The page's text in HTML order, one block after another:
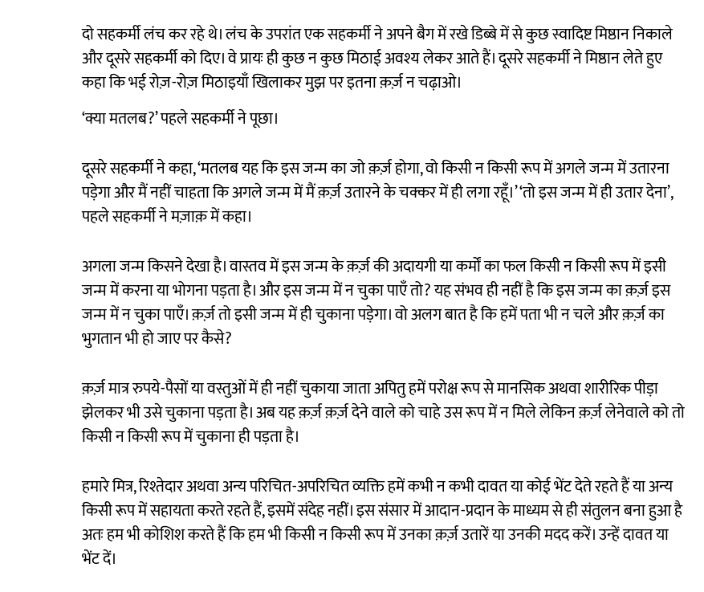
दो सहकर्मी लंच कर रहे थे। लंच के उपरांत एक सहकर्मी ने अपने बैग में रखे डिब्बे में से कुछ स्वादिष्ट मिष्ठान निकाले
और दूसरे सहकर्मी को दिए। वे प्रायः ही कुछ न कुछ मिठाई अवश्य लेकर आते हैं। दूसरे सहकर्मी ने मिष्ठान लेते हुए
कहा कि भई रोज़-रोज़ मिठाइयाँ खिलाकर मुझ पर इतना क़र्ज़ न चढ़ाओ।
‘क्या मतलब?’ पहले सहकर्मी ने पूछा।
दूसरे सहकर्मी ने कहा, ‘मतलब यह कि इस जन्म का जो क़र्ज़ होगा, वो किसी न किसी रूप में अगले जन्म में उतारना
पड़ेगा और मैं नहीं चाहता कि अगले जन्म में मैं क़र्ज़ उतारने के चक्कर में ही लगा रहूँ।’ ‘तो इस जन्म में ही उतार देना’,
पहले सहकर्मी ने मज़ाक़ में कहा।
अगला जन्म किसने देखा है। वास्तव में इस जन्म के क़र्ज़ की अदायगी या कर्मों का फल किसी न किसी रूप में इसी
जन्म में करना या भोगना पड़ता है। और इस जन्म में न चुका पाएँ तो? यह संभव ही नहीं है कि इस जन्म का क़र्ज़ इस
जन्म में न चुका पाएँ। क़र्ज़ तो इसी जन्म में ही चुकाना पड़ेगा। वो अलग बात है कि हमें पता भी न चले और क़र्ज़ का
भुगतान भी हो जाए पर कैसे?
क़र्ज़ मात्र रुपये-पैसों या वस्तुओं में ही नहीं चुकाया जाता अपितु हमें परोक्ष रूप से मानसिक अथवा शारीरिक पीड़ा
झेलकर भी उसे चुकाना पड़ता है। अब यह क़र्ज़ क़र्ज़ देने वाले को चाहे उस रूप में न मिले लेकिन क़र्ज़ लेनेवाले को तो
किसी न किसी रूप में चुकाना ही पड़ता है।
हमारे मित्र, रिश्तेदार अथवा अन्य परिचित-अपरिचित व्यक्ति हमें कभी न कभी दावत या कोई भेंट देते रहते हैं या अन्य
किसी रूप में सहायता करते रहते हैं, इसमें संदेह नहीं। इस संसार में आदान-प्रदान के माध्यम से ही संतुलन बना हुआ है
अतः हम भी कोशिश करते हैं कि हम भी किसी न किसी रूप में उनका क़र्ज़ उतारें या उनकी मदद करें। उन्हें दावत या
भेंट दें।